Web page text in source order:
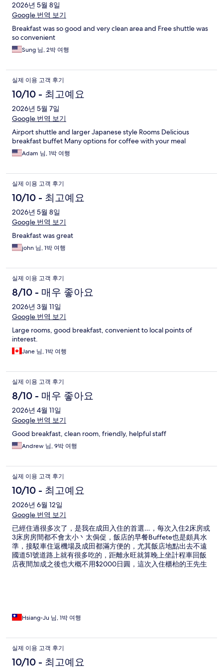
2026년 5월 8일
Google 번역 보기
Breakfast was so good and very clean area and Free shuttle was
so convenient
Sung 님, 2박 여행
실제 이용 고객 후기
10/10 - 최고예요
2026년 5월 7일
Google 번역 보기
Airport shuttle and larger Japanese style Rooms Delicious
breakfast buffet Many options for coffee with your meal
Adam 님, 1박 여행
실제 이용 고객 후기
10/10 - 최고예요
2026년 5월 8일
Google 번역 보기
Breakfast was great
john 님, 1박 여행
실제 이용 고객 후기
8/10 - 매우 좋아요
2026년 3월 11일
Google 번역 보기
Large rooms, good breakfast, convenient to local points of
interest.
Jane 님, 1박 여행
실제 이용 고객 후기
8/10 - 매우 좋아요
2026년 4월 11일
Google 번역 보기
Good breakfast, clean room, friendly, helpful staff
Andrew 님, 9박 여행
실제 이용 고객 후기
10/10 - 최고예요
2026년 6월 12일
Google 번역 보기
已經住過很多次了，是我在成田入住的首選…，每次入住2床房或
3床房房間都不會太小丶太侷促，飯店的早餐Buffete也是頗具水
準，接駁車住返機場及成田都滿方便的，尤其飯店地點出去不遠
國道51號道路上就有很多吃的，距離永旺就算晚上坐計程車回飯
店夜間加成之後也大概不用$2000日圓，這次入住櫃枱的王先生
Hsiang-Ju 님, 1박 여행
실제 이용 고객 후기
10/10 - 최고예요